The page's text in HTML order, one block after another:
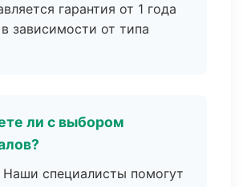
гарантия от 1 года
зависимости от типа
ли с выбором
Наши специалисты помогут